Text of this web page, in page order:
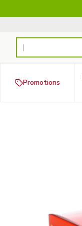
Rechercher
Promotions